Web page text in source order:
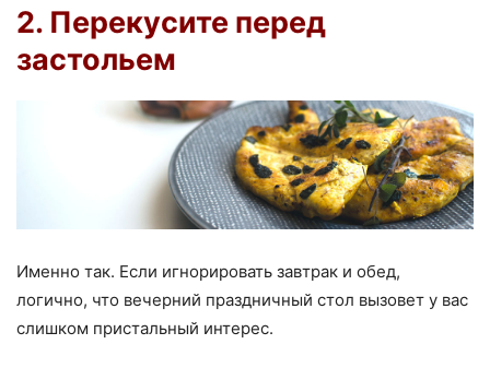
2. Перекусите перед
застольем
Именно так. Если игнорировать завтрак и обед,
логично, что вечерний праздничный стол вызовет у вас
слишком пристальный интерес.